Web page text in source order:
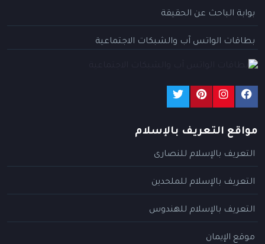
بوابة الباحث عن الحقيقة
بطاقات الواتس آب والشبكات الاجتماعية
مواقع التعريف بالإسلام
التعريف بالإسلام للنصارى
التعريف بالإسلام للملحدين
التعريف بالإسلام للهندوس
موقع الإيمان